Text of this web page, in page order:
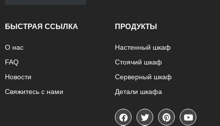
БЫСТРАЯ ССЫЛКА
О нас
FAQ
Новости
Свяжитесь с нами
ПРОДУКТЫ
Настенный шкаф
Стоячий шкаф
Серверный шкаф
Детали шкафа